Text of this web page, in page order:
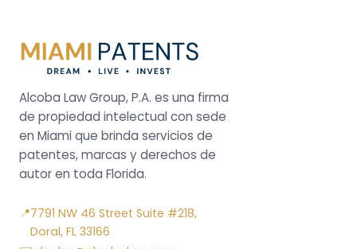
Alcoba Law Group, P.A. es una firma
de propiedad intelectual con sede
en Miami que brinda servicios de
patentes, marcas y derechos de
autor en toda Florida.
📍7791 NW 46 Street Suite #218,
Doral, FL 33166